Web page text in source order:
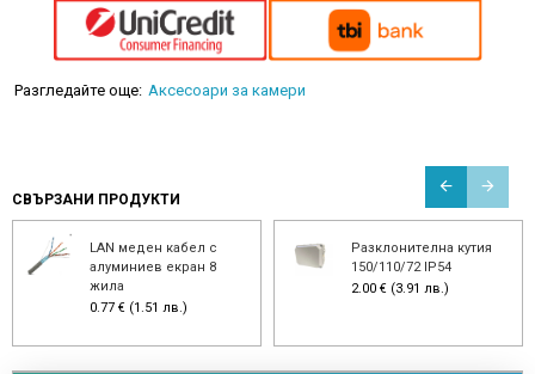
Разгледайте още: Аксесоари за камери
СВЪРЗАНИ ПРОДУКТИ
LAN меден кабел с
алуминиев екран 8
жила
0.77 € (1.51 лв.)
Разклонителна кутия
150/110/72 IP54
2.00 € (3.91 лв.)